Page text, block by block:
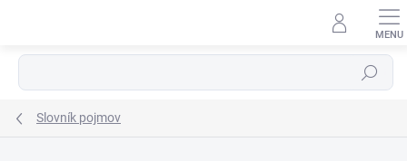
Hľadať
Slovník pojmov